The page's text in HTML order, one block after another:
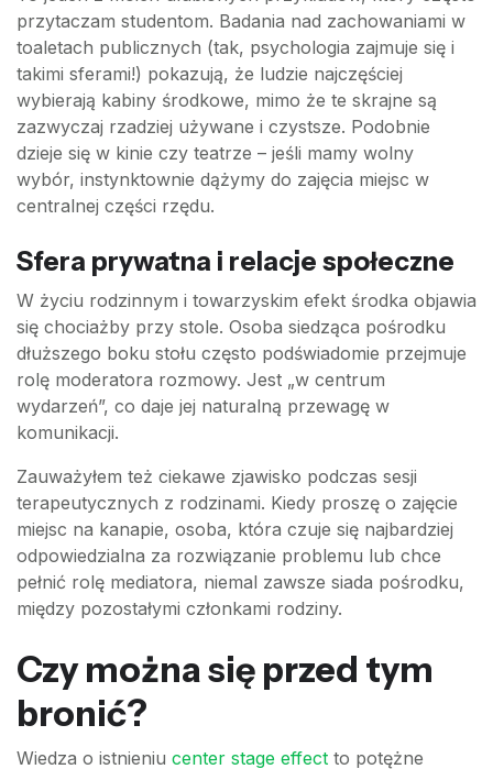
przytaczam studentom. Badania nad zachowaniami w
toaletach publicznych (tak, psychologia zajmuje się i
takimi sferami!) pokazują, że ludzie najczęściej
wybierają kabiny środkowe, mimo że te skrajne są
zazwyczaj rzadziej używane i czystsze. Podobnie
dzieje się w kinie czy teatrze – jeśli mamy wolny
wybór, instynktownie dążymy do zajęcia miejsc w
centralnej części rzędu.
Sfera prywatna i relacje społeczne
W życiu rodzinnym i towarzyskim efekt środka objawia
się chociażby przy stole. Osoba siedząca pośrodku
dłuższego boku stołu często podświadomie przejmuje
rolę moderatora rozmowy. Jest „w centrum
wydarzeń”, co daje jej naturalną przewagę w
komunikacji.
Zauważyłem też ciekawe zjawisko podczas sesji
terapeutycznych z rodzinami. Kiedy proszę o zajęcie
miejsc na kanapie, osoba, która czuje się najbardziej
odpowiedzialna za rozwiązanie problemu lub chce
pełnić rolę mediatora, niemal zawsze siada pośrodku,
między pozostałymi członkami rodziny.
Czy można się przed tym
bronić?
Wiedza o istnieniu center stage effect to potężne